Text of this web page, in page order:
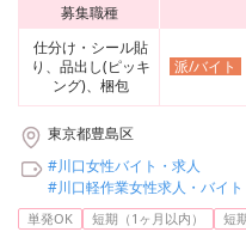
募集職種
仕分け・シール貼
り、品出し(ピッキ
ング)、梱包
派/バイト
東京都豊島区
#川口女性バイト・求人
#川口軽作業女性求人・バイト
単発OK 短期（1ヶ月以内） 短